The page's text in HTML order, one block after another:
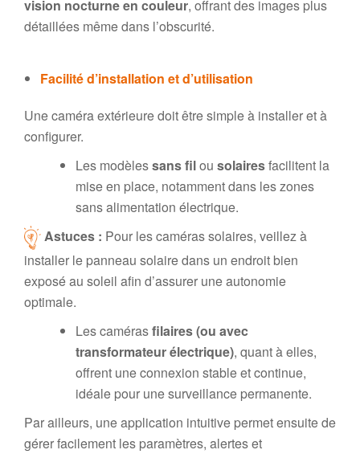
vision nocturne en couleur, offrant des images plus
détaillées même dans l’obscurité.
Facilité d’installation et d’utilisation
Une caméra extérieure doit être simple à installer et à
configurer.
Les modèlessans filou solairesfacilitent la
mise en place, notamment dans les zones
sans alimentation électrique.
Astuces : Pour les caméras solaires, veillez à
installer le panneau solaire dans un endroit bien
exposé au soleil afin d’assurer une autonomie
optimale.
Les camérasfilaires(ou avec
transformateur électrique), quant à elles,
offrent une connexion stable et continue,
idéale pour une surveillance permanente.
Par ailleurs, une application intuitive permet ensuite de
gérer facilement les paramètres, alertes et